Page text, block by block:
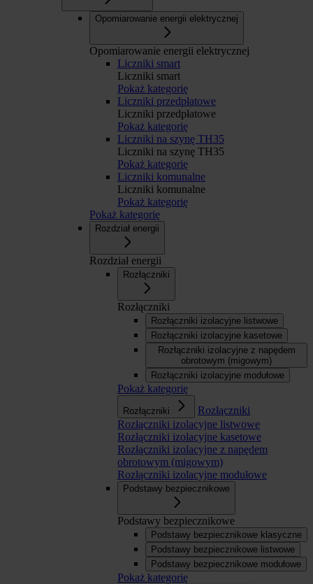
Opomiarowanie energii elektrycznej
Opomiarowanie energii elektrycznej
Liczniki smart
Liczniki smart
Pokaż kategorię
Liczniki przedpłatowe
Liczniki przedpłatowe
Pokaż kategorię
Liczniki na szynę TH35
Liczniki na szynę TH35
Pokaż kategorię
Liczniki komunalne
Liczniki komunalne
Pokaż kategorię
Pokaż kategorię
Rozdział energii
Rozdział energii
Rozłączniki
Rozłączniki
Rozłączniki izolacyjne listwowe
Rozłączniki izolacyjne kasetowe
Rozłączniki izolacyjne z napędem
obrotowym (migowym)
Rozłączniki izolacyjne modułowe
Pokaż kategorię
Rozłączniki
Rozłączniki
Rozłączniki izolacyjne listwowe
Rozłączniki izolacyjne kasetowe
Rozłączniki izolacyjne z napędem
obrotowym (migowym)
Rozłączniki izolacyjne modułowe
Podstawy bezpiecznikowe
Podstawy bezpiecznikowe
Podstawy bezpiecznikowe klasyczne
Podstawy bezpiecznikowe listwowe
Podstawy bezpiecznikowe modułowe
Pokaż kategorię